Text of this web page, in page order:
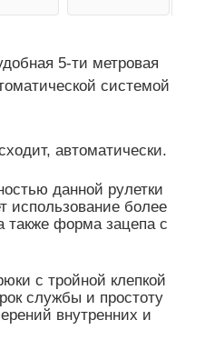
5-ти метровая
системой
автоматически.
данной рулетки
использование более
форма зацепа с
с тройной клепкой
службы и простоту
внутренних и